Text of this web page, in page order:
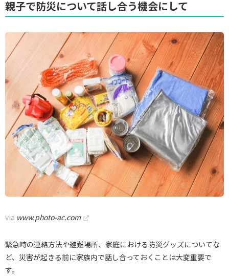
親子で防災について話し合う機会にして
via www.photo-ac.com
緊急時の連絡方法や避難場所、家庭における防災グッズについてな
ど、災害が起きる前に家族内で話し合っておくことは大変重要で
す。